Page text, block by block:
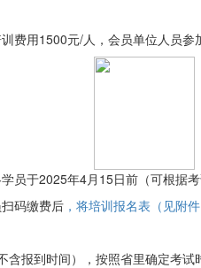
费用1500元/人 ， 会员单位人员参
员于2025年4月 15日前（可根据
扫码缴费后， 将培训报名表（ 见附
含报到时间），按照省里确定考试